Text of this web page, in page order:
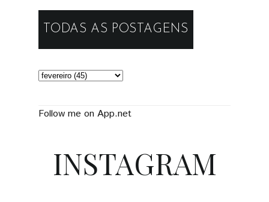
TODAS AS POSTAGENS
Follow me on App.net
INSTAGRAM